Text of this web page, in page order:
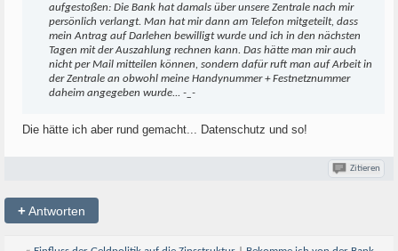
aufgestoßen: Die Bank hat damals über unsere Zentrale nach mir
persönlich verlangt. Man hat mir dann am Telefon mitgeteilt, dass
mein Antrag auf Darlehen bewilligt wurde und ich in den nächsten
Tagen mit der Auszahlung rechnen kann. Das hätte man mir auch
nicht per Mail mitteilen können, sondern dafür ruft man auf Arbeit in
der Zentrale an obwohl meine Handynummer + Festnetznummer
daheim angegeben wurde... -_-
Die hätte ich aber rund gemacht... Datenschutz und so!
Zitieren
+Antworten